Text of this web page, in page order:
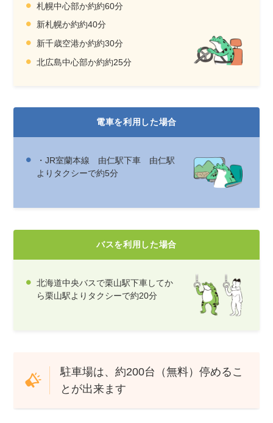
札幌中心部か約約60分
新札幌か約約40分
新千歳空港か約約30分
北広島中心部か約約25分
電車を利用した場合
・JR室蘭本線 由仁駅下車 由仁駅
よりタクシーで約5分
バスを利用した場合
北海道中央バスで栗山駅下車してか
ら栗山駅よりタクシーで約20分
駐車場は、約200台（無料）停めるこ
とが出来ます